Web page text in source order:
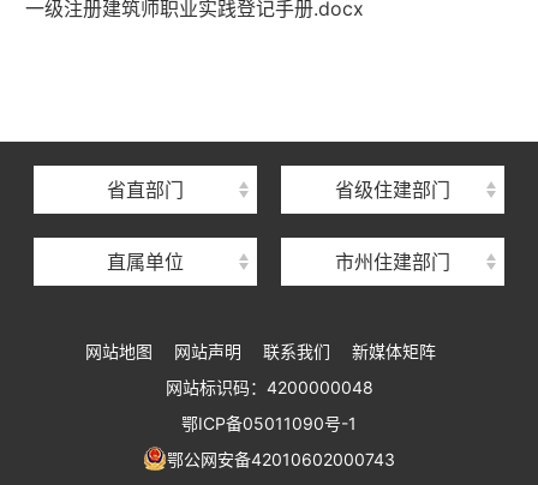
一级注册建筑师职业实践登记手册.docx
省直部门 省级住建部门
直属单位
湖北省住房保障中心
湖北省建设工程质量安全监督总站
湖北省建设工程标准定额管理总站
湖北省住建厅执业资格注册中心
湖北省城乡建设发展中心
湖北城市建设职业技术学院
市州住建部门
网站地图 网站声明 联系我们
新媒体矩阵
网站标识码：4200000048
鄂ICP备05011090号-1
鄂公网安备42010602000743